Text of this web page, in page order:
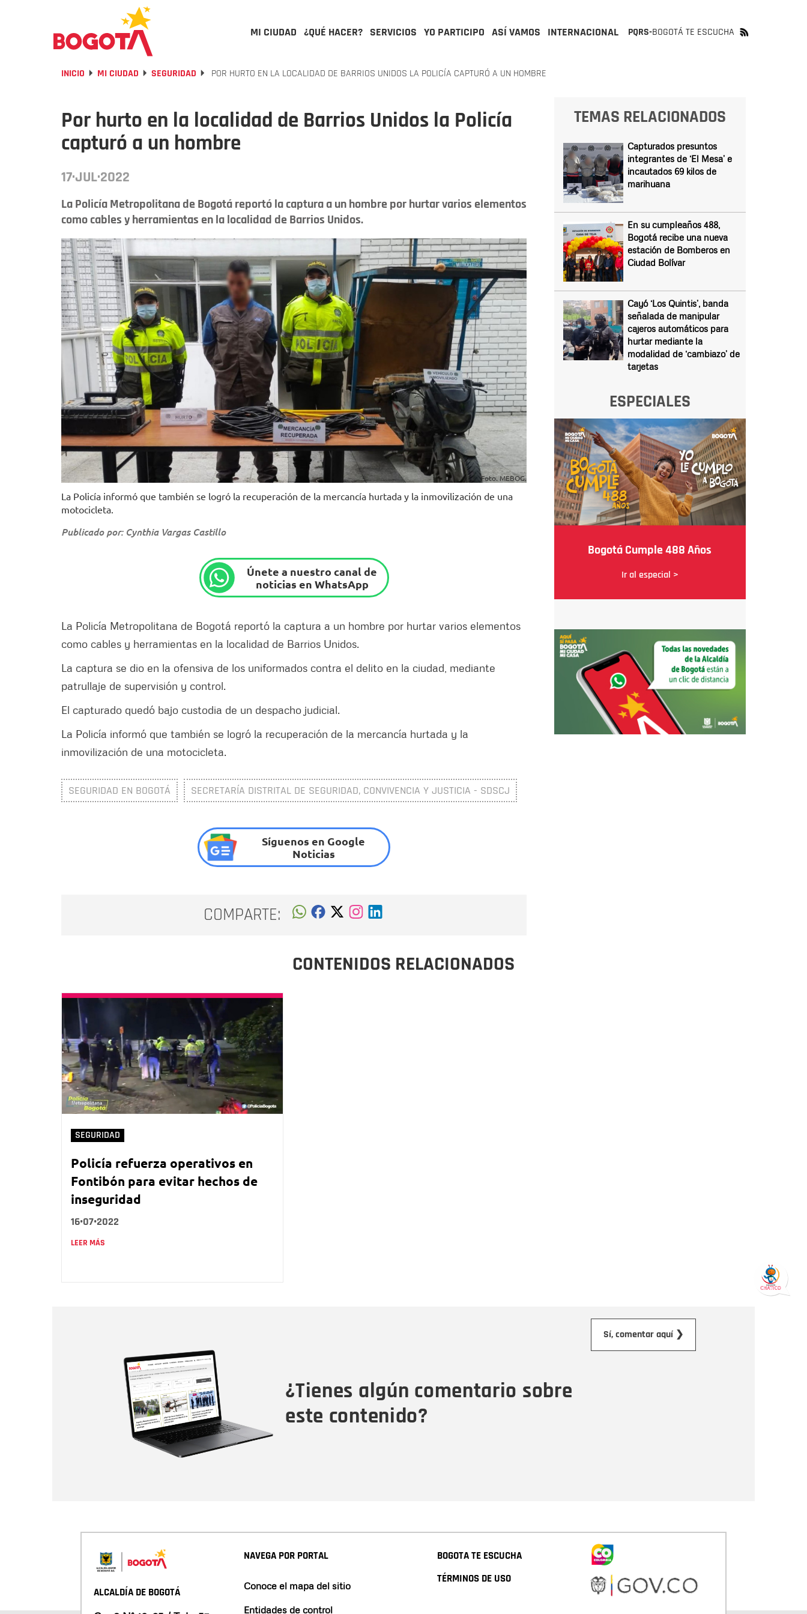
MI CIUDAD ¿QUÉ HACER? SERVICIOS YO PARTICIPO ASÍ VAMOS INTERNACIONAL PQRS-BOGOTÁ TE ESCUCHA
INICIO MI CIUDAD SEGURIDAD POR HURTO EN LA LOCALIDAD DE BARRIOS UNIDOS LA POLICÍA CAPTURÓ A UN HOMBRE
Por hurto en la localidad de Barrios Unidos la Policía
capturó a un hombre
17·JUL·2022
La Policía Metropolitana de Bogotá reportó la captura a un hombre por hurtar varios elementos
como cables y herramientas en la localidad de Barrios Unidos.
Foto. MEBOG.
La Policía informó que también se logró la recuperación de la mercancía hurtada y la inmovilización de una
motocicleta.
Publicado por: Cynthia Vargas Castillo
Únete a nuestro canal de
noticias en WhatsApp
La Policía Metropolitana de Bogotá reportó la captura a un hombre por hurtar varios elementos
como cables y herramientas en la localidad de Barrios Unidos.
La captura se dio en la ofensiva de los uniformados contra el delito en la ciudad, mediante
patrullaje de supervisión y control.
El capturado quedó bajo custodia de un despacho judicial.
La Policía informó que también se logró la recuperación de la mercancía hurtada y la
inmovilización de una motocicleta.
SEGURIDAD EN BOGOTÁ SECRETARÍA DISTRITAL DE SEGURIDAD, CONVIVENCIA Y JUSTICIA - SDSCJ
Síguenos en Google
Noticias
COMPARTE:
TEMAS RELACIONADOS
Capturados presuntos
integrantes de ‘El Mesa’ e
incautados 69 kilos de
marihuana
En su cumpleaños 488,
Bogotá recibe una nueva
estación de Bomberos en
Ciudad Bolívar
Cayó ‘Los Quintis’, banda
señalada de manipular
cajeros automáticos para
hurtar mediante la
modalidad de ‘cambiazo’ de
tarjetas
ESPECIALES
Bogotá Cumple 488 Años
Ir al especial >
CONTENIDOS RELACIONADOS
SEGURIDAD
Policía refuerza operativos en
Fontibón para evitar hechos de
inseguridad
16•07•2022
LEER MÁS
¿Tienes algún comentario sobre
este contenido?
Sí, comentar aquí ❯
ALCALDÍA DE BOGOTÁ
NAVEGA POR PORTAL
Conoce el mapa del sitio
Entidades de control
BOGOTA TE ESCUCHA
TÉRMINOS DE USO